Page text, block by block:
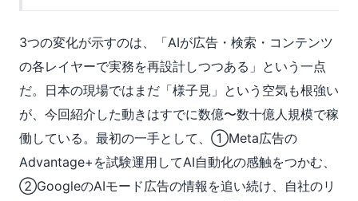
3つの変化が示すのは、「AIが広告・検索・コンテンツ
の各レイヤーで実務を再設計しつつある」という一点
だ。日本の現場ではまだ「様子見」という空気も根強い
が、今回紹介した動きはすでに数億〜数十億人規模で稼
働している。最初の一手として、①Meta広告の
Advantage+を試験運用してAI自動化の感触をつかむ、
②GoogleのAIモード広告の情報を追い続け、自社のリ